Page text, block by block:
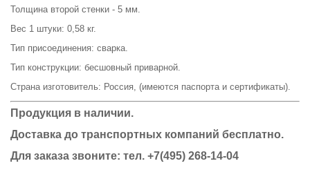
Толщина второй стенки - 5 мм.
Вес 1 штуки: 0,58 кг.
Тип присоединения: сварка.
Тип конструкции: бесшовный приварной.
Страна изготовитель: Россия, (имеются паспорта и сертификаты).
Продукция в наличии.
Доставка до транспортных компаний бесплатно.
Для заказа звоните: тел. +7(495) 268-14-04